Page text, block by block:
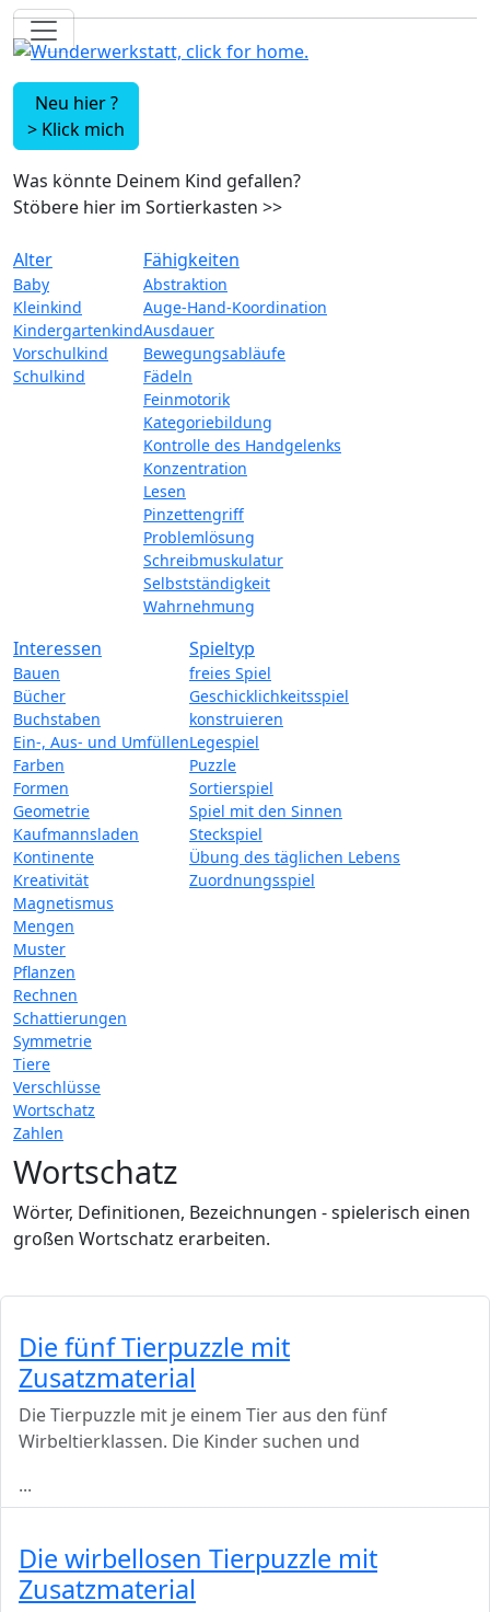
Neu hier ?
> Klick mich
Was könnte Deinem Kind gefallen?
Stöbere hier im Sortierkasten >>
Alter
Baby
Kleinkind
Kindergartenkind
Vorschulkind
Schulkind
Fähigkeiten
Abstraktion
Auge-Hand-Koordination
Ausdauer
Bewegungsabläufe
Fädeln
Feinmotorik
Kategoriebildung
Kontrolle des Handgelenks
Konzentration
Lesen
Pinzettengriff
Problemlösung
Schreibmuskulatur
Selbstständigkeit
Wahrnehmung
Interessen
Bauen
Bücher
Buchstaben
Ein-, Aus- und Umfüllen
Farben
Formen
Geometrie
Kaufmannsladen
Kontinente
Kreativität
Magnetismus
Mengen
Muster
Pflanzen
Rechnen
Schattierungen
Symmetrie
Tiere
Verschlüsse
Wortschatz
Zahlen
Spieltyp
freies Spiel
Geschicklichkeitsspiel
konstruieren
Legespiel
Puzzle
Sortierspiel
Spiel mit den Sinnen
Steckspiel
Übung des täglichen Lebens
Zuordnungsspiel
Wortschatz
Wörter, Definitionen, Bezeichnungen - spielerisch einen
großen Wortschatz erarbeiten.
Die fünf Tierpuzzle mit
Zusatzmaterial
Die Tierpuzzle mit je einem Tier aus den fünf
Wirbeltierklassen. Die Kinder suchen und
...
Die wirbellosen Tierpuzzle mit
Zusatzmaterial